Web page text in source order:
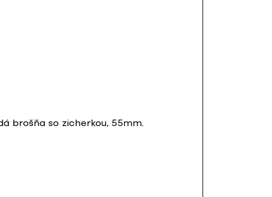
brošňa so zicherkou, 55mm.